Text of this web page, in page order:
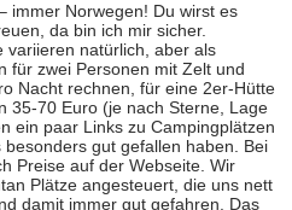
immer Norwegen! Du wirst es
da bin ich mir sicher.
variieren natürlich, aber als
für zwei Personen mit Zelt und
Nacht rechnen, für eine 2er-Hütte
35-70 Euro (je nach Sterne, Lage
ein paar Links zu Campingplätzen
gut gefallen haben. Bei
Preise auf der Webseite. Wir
Plätze angesteuert, die uns nett
damit immer gut gefahren. Das